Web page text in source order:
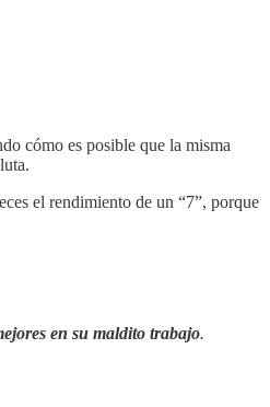
cómo es posible que la misma
el rendimiento de un “7”, porque
en su maldito trabajo.